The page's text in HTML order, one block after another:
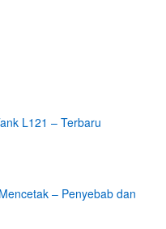
L121 – Terbaru
– Penyebab dan